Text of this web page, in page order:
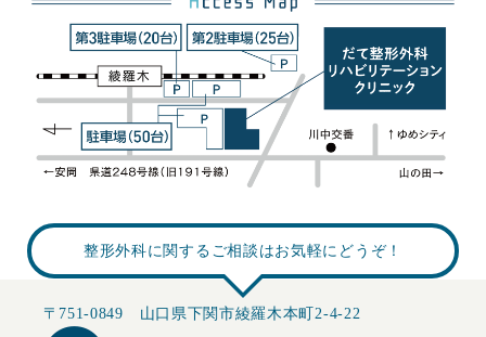
整形外科に関するご相談はお気軽にどうぞ！
〒751-0849 山口県下関市綾羅木本町2-4-22